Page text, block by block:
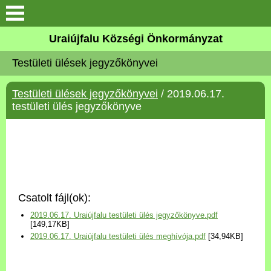
Köszöntő
Elérhetőségek
Uraiújfalu
Választási információk
Versenyképes Járások
Uraiújfalu Községi Önkormányzat
Testületi ülések jegyzőkönyvei
Testületi ülések jegyzőkönyvei / 2019.06.17.
testületi ülés jegyzőkönyve
Csatolt fájl(ok):
2019.06.17. Uraiújfalu testületi ülés jegyzőkönyve.pdf
[149,17KB]
2019.06.17. Uraiújfalu testületi ülés meghívója.pdf [34,94KB]